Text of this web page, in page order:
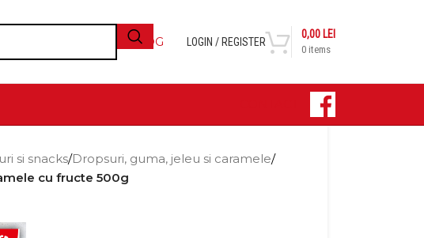
BLOG LOGIN / REGISTER
0 items
0,00 LEI
si snacks/Dropsuri, guma, jeleu si caramele/
cu fructe 500g